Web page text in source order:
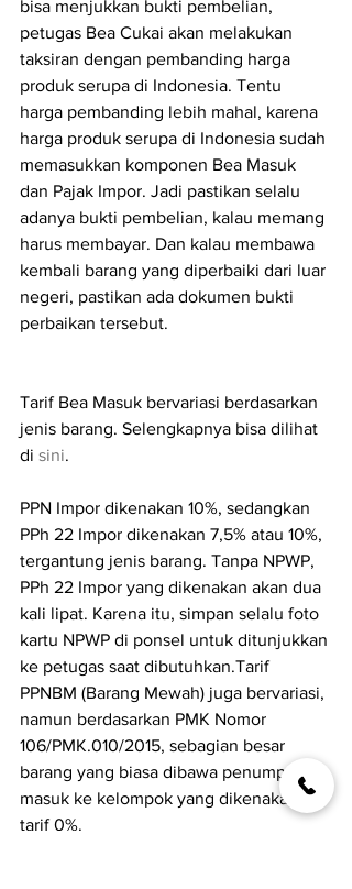
bisa menjukkan bukti pembelian,
petugas Bea Cukai akan melakukan
taksiran dengan pembanding harga
produk serupa di Indonesia. Tentu
harga pembanding lebih mahal, karena
harga produk serupa di Indonesia sudah
memasukkan komponen Bea Masuk
dan Pajak Impor. Jadi pastikan selalu
adanya bukti pembelian, kalau memang
harus membayar. Dan kalau membawa
kembali barang yang diperbaiki dari luar
negeri, pastikan ada dokumen bukti
perbaikan tersebut.
Tarif Bea Masuk bervariasi berdasarkan
jenis barang. Selengkapnya bisa dilihat
di sini.
PPN Impor dikenakan 10%, sedangkan
PPh 22 Impor dikenakan 7,5% atau 10%,
tergantung jenis barang. Tanpa NPWP,
PPh 22 Impor yang dikenakan akan dua
kali lipat. Karena itu, simpan selalu foto
kartu NPWP di ponsel untuk ditunjukkan
ke petugas saat dibutuhkan.Tarif
PPNBM (Barang Mewah) juga bervariasi,
namun berdasarkan PMK Nomor
106/PMK.010/2015, sebagian besar
barang yang biasa dibawa penumpang
masuk ke kelompok yang dikenakan
tarif 0%.